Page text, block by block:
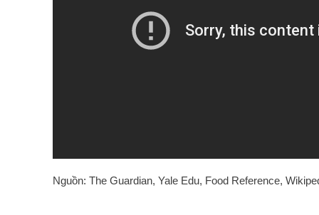
Nguồn: The Guardian, Yale Edu, Food Reference,